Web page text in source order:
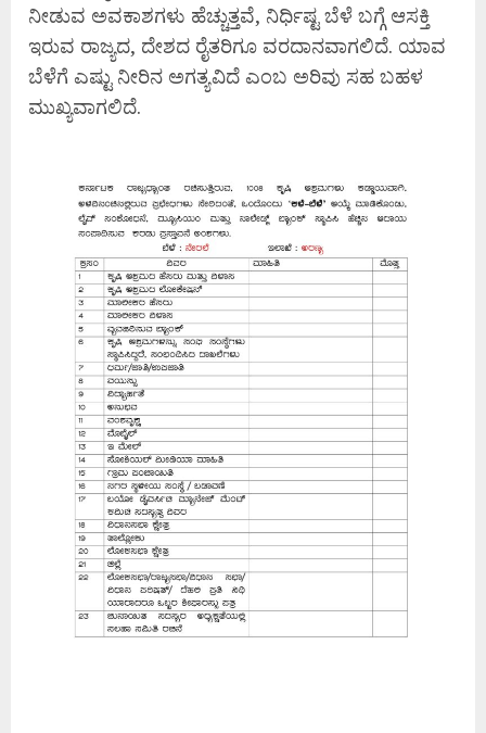
ನೀಡುವ ಅವಕಾಶಗಳು ಹೆಚ್ಚುತ್ತವೆ, ನಿರ್ಧಿಷ್ಟ ಬೆಳೆ ಬಗ್ಗೆ ಆಸಕ್ತಿ
ಇರುವ ರಾಜ್ಯದ, ದೇಶದ ರೈತರಿಗೂ ವರದಾನವಾಗಲಿದೆ. ಯಾವ
ಬೆಳೆಗೆ ಎಷ್ಟು ನೀರಿನ ಅಗತ್ಯವಿದೆ ಎಂಬ ಅರಿವು ಸಹ ಬಹಳ
ಮುಖ್ಯವಾಗಲಿದೆ.